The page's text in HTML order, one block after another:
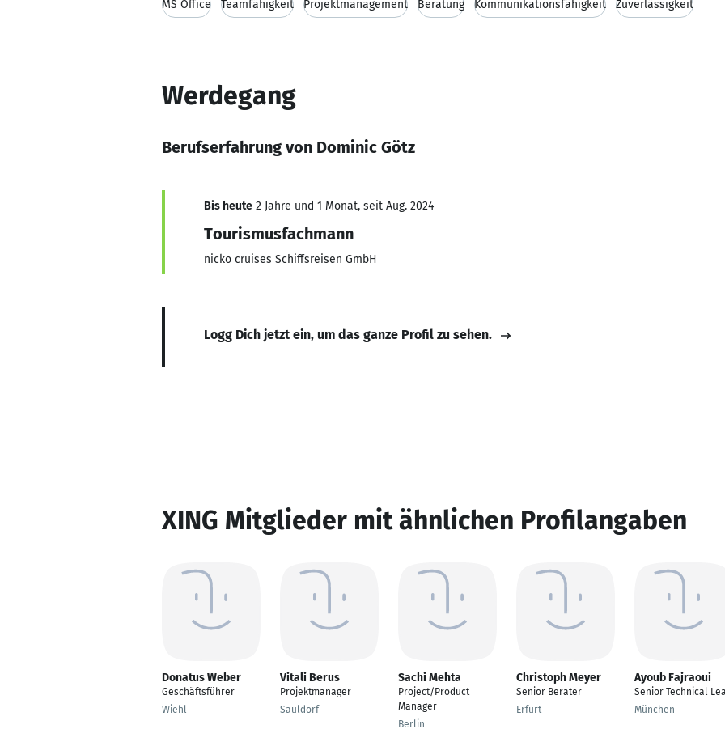
MS Office Teamfähigkeit Projektmanagement Beratung Kommunikationsfähigkeit Zuverlässigkeit
Werdegang
Berufserfahrung von Dominic Götz
Bis heute 2 Jahre und 1 Monat, seit Aug. 2024
Tourismusfachmann
nicko cruises Schiffsreisen GmbH
Logg Dich jetzt ein, um das ganze Profil zu sehen.
XING Mitglieder mit ähnlichen Profilangaben
Donatus Weber
Geschäftsführer
Wiehl
Vitali Berus
Projektmanager
Sauldorf
Sachi Mehta
Project/Product
Manager
Berlin
Christoph Meyer
Senior Berater
Erfurt
Ayoub Fajraoui
Senior Technical
München